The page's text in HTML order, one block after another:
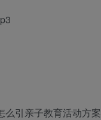
么引亲子教育活动方案